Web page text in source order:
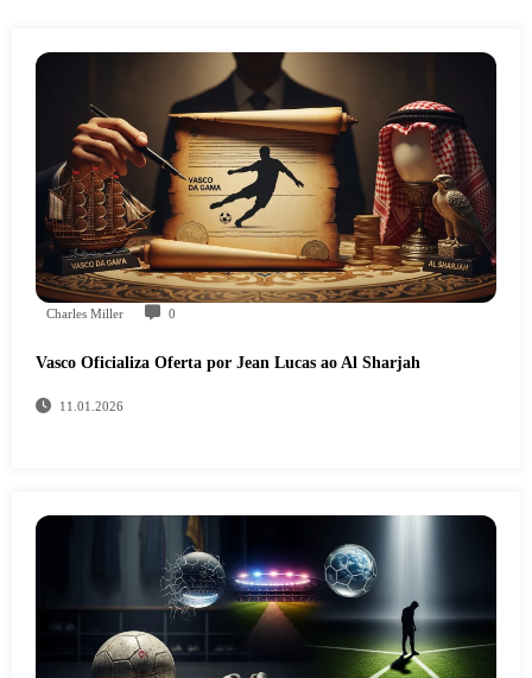
Charles Miller 0
Vasco Oficializa Oferta por Jean Lucas ao Al Sharjah
11.01.2026